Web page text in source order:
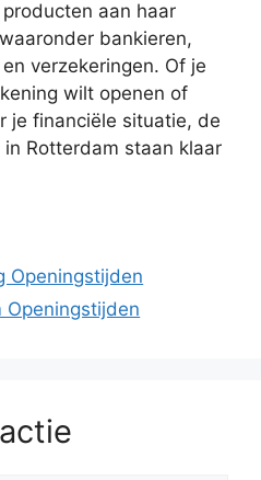
aan haar
bankieren,
verzekeringen. Of je
wilt openen of
je financiële situatie, de
Rotterdam staan klaar
Openingstijden
Openingstijden